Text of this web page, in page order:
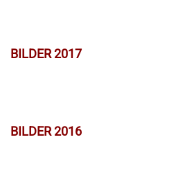
BILDER 2017
BILDER 2016